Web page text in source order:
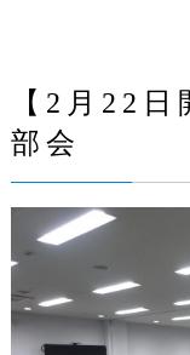
【2月22
部会